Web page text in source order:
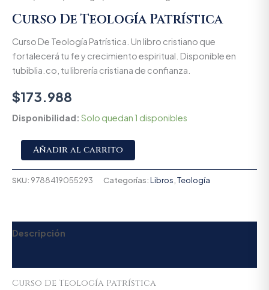
Curso De Teología Patrística
Curso De Teología Patrística. Un libro cristiano que
fortalecerá tu fe y crecimiento espiritual. Disponible en
tubiblia.co, tu librería cristiana de confianza.
$173.988
Disponibilidad: Solo quedan 1 disponibles
Añadir al carrito
SKU: 9788419055293 Categorías:Libros Teología
Descripción
Curso De Teología Patrística